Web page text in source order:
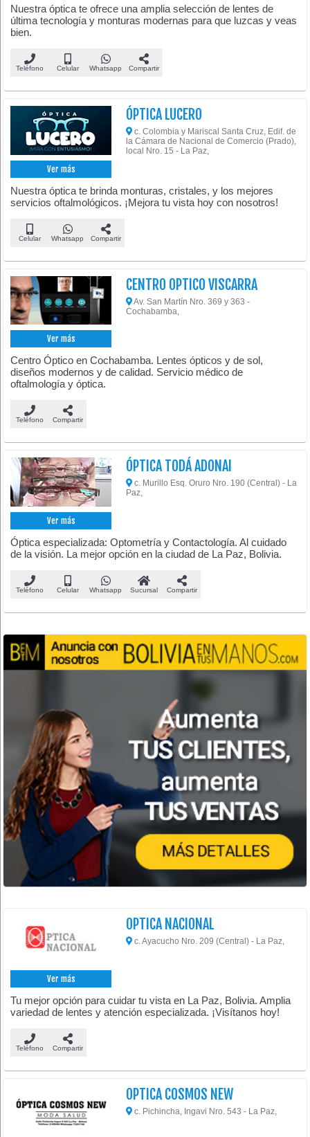
Nuestra óptica te ofrece una amplia selección de lentes de
última tecnología y monturas modernas para que luzcas y veas
bien.
Teléfono Celular Whatsapp Compartir
Ver más
ÓPTICA LUCERO
c. Colombia y Mariscal Santa Cruz, Edif. de
la Cámara de Nacional de Comercio (Prado),
local Nro. 15 - La Paz,
Nuestra óptica te brinda monturas, cristales, y los mejores
servicios oftalmológicos. ¡Mejora tu vista hoy con nosotros!
Celular Whatsapp Compartir
Ver más
CENTRO OPTICO VISCARRA
Av. San Martín Nro. 369 y 363 -
Cochabamba,
Centro Óptico en Cochabamba. Lentes ópticos y de sol,
diseños modernos y de calidad. Servicio médico de
oftalmología y óptica.
Teléfono Compartir
Ver más
ÓPTICA TODÁ ADONAI
c. Murillo Esq. Oruro Nro. 190 (Central) - La
Paz,
Óptica especializada: Optometría y Contactología. Al cuidado
de la visión. La mejor opción en la ciudad de La Paz, Bolivia.
Teléfono Celular Whatsapp Sucursal Compartir
Ver más
OPTICA NACIONAL
c. Ayacucho Nro. 209 (Central) - La Paz,
Tu mejor opción para cuidar tu vista en La Paz, Bolivia. Amplia
variedad de lentes y atención especializada. ¡Visítanos hoy!
Teléfono Compartir
OPTICA COSMOS NEW
c. Pichincha, Ingavi Nro. 543 - La Paz,